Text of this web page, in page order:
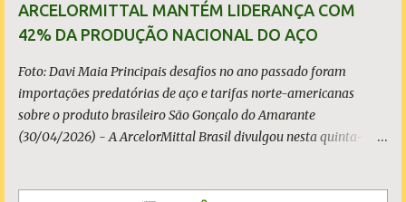
ARCELORMITTAL MANTÉM LIDERANÇA COM
42% DA PRODUÇÃO NACIONAL DO AÇO
Foto: Davi Maia Principais desafios no ano passado foram
importações predatórias de aço e tarifas norte-americanas
sobre o produto brasileiro São Gonçalo do Amarante
(30/04/2026) - A ArcelorMittal Brasil divulgou nesta quinta-